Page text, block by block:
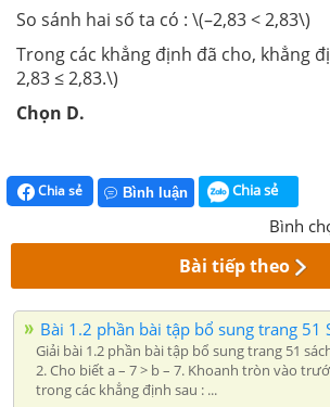
So sánh hai số ta có : \(–2,83 < 2,83\)
Trong các khẳng định đã cho, khẳng
2,83 ≤ 2,83.\)
Chọn D.
Chia sẻ Bình luận Chia sẻ
Bình
Bài tiếp theo
Bài 1.2 phần bài tập bổ sung trang 51
Giải bài 1.2 phần bài tập bổ sung trang 51
2. Cho biết a – 7 > b – 7. Khoanh tròn vào
trong các khẳng định sau : ...